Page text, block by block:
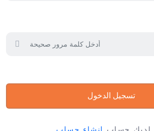
تسجيل الدخول
لديك حساب انشاء حساب